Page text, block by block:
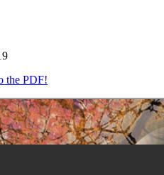
the PDF!